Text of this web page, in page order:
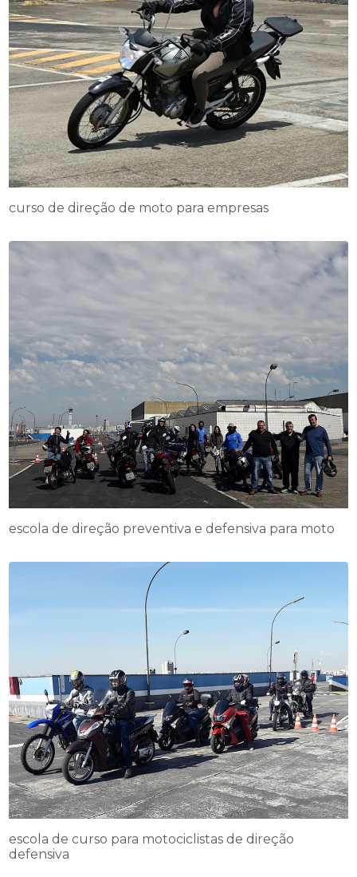
curso de direção de moto para empresas
escola de direção preventiva e defensiva para moto
escola de curso para motociclistas de direção
defensiva